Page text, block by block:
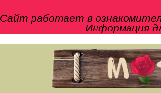
Сайт работает в
Информация